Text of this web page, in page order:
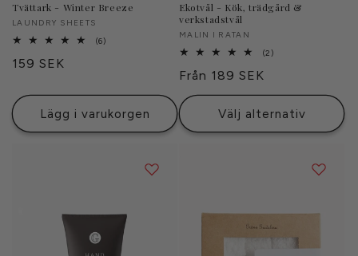
Tvättark - Winter Breeze
Säljare:
LAUNDRY SHEETS
(6)6
Ordinarie
159 SEK
Lägg i varukorgen
Ekotvål - Kök, trädgård &
verkstadstvål
Säljare:
MALIN I RATAN
(2)2
Ordinarie
pris
Från 189 SEK
Välj alternativ